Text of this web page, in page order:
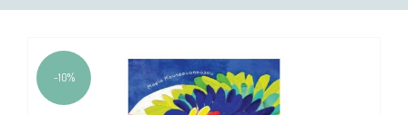
-10%